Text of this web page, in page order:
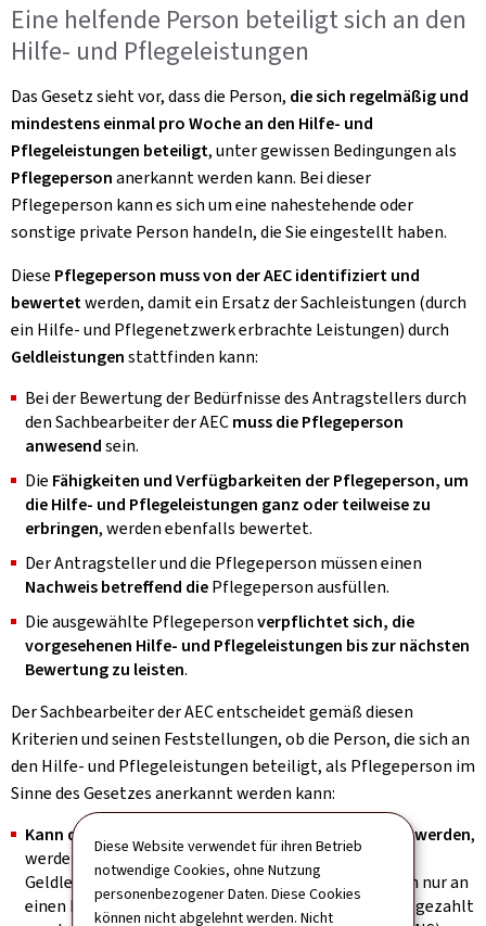
Diese Website verwendet für ihren Betrieb
notwendige Cookies, ohne Nutzung
personenbezogener Daten. Diese Cookies
können nicht abgelehnt werden. Nicht
Eine helfende Person beteiligt sich an den
Hilfe- und Pflegeleistungen
Das Gesetz sieht vor, dass die Person, die sich regelmäßig und
mindestens einmal pro Woche an den Hilfe- und
Pflegeleistungen beteiligt, unter gewissen Bedingungen als
Pflegepersonanerkannt werden kann. Bei dieser
Pflegeperson kann es sich um eine nahestehende oder
sonstige private Person handeln, die Sie eingestellt haben.
Diese Pflegeperson muss von der AEC identifiziert und
bewertetwerden, damit ein Ersatz der Sachleistungen (durch
ein Hilfe- und Pflegenetzwerk erbrachte Leistungen) durch
Geldleistungenstattfinden kann:
Bei der Bewertung der Bedürfnisse des Antragstellers durch
den Sachbearbeiter der AECmuss die Pflegeperson
anwesendsein.
Die Fähigkeiten und Verfügbarkeiten der Pflegeperson, um
die Hilfe- und Pflegeleistungen ganz oder teilweise zu
erbringen, werden ebenfalls bewertet.
Der Antragsteller und die Pflegeperson müssen einen
Nachweis betreffend diePflegeperson ausfüllen.
Die ausgewählte Pflegepersonverpflichtet sich, die
vorgesehenen Hilfe- und Pflegeleistungen bis zur nächsten
Bewertung zu leisten.
Der Sachbearbeiter der AEC entscheidet gemäß diesen
Kriterien und seinen Feststellungen, ob die Person, die sich an
den Hilfe- und Pflegeleistungen beteiligt, als Pflegeperson im
Sinne des Gesetzes anerkannt werden kann:
Kann diese Person nicht als Pflegeperson bestätigt werden,
werden alle Leistungen als Sach- und nicht als
Geldleistungen bewilligt. Die Sachleistungen können nur an
einen Pflegedienst (Réseau d’aides et de soins - RAS) gezahlt